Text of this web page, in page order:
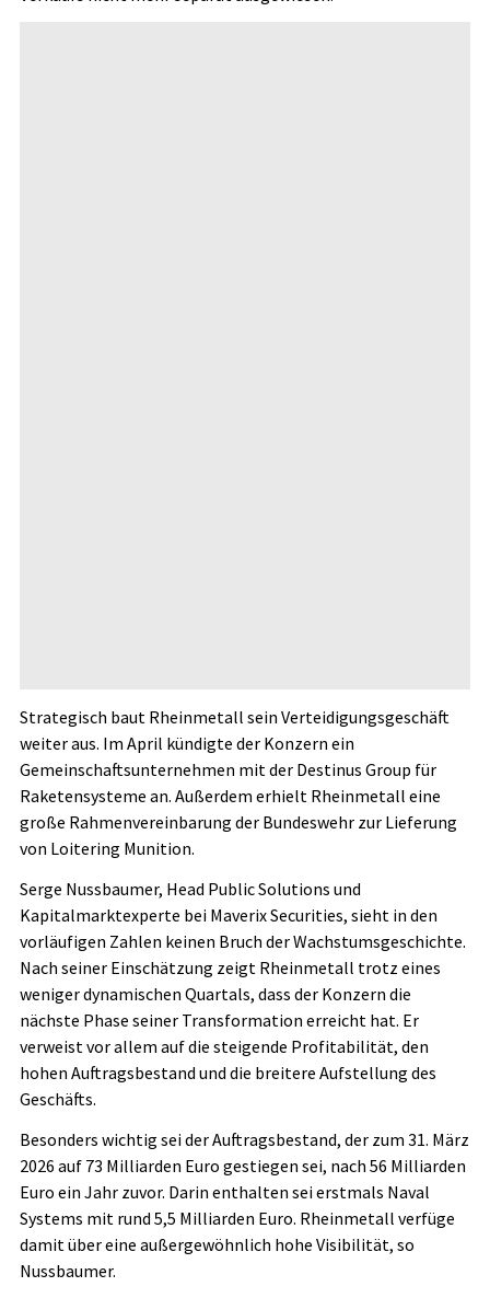
Strategisch baut Rheinmetall sein Verteidigungsgeschäft
weiter aus. Im April kündigte der Konzern ein
Gemeinschaftsunternehmen mit der Destinus Group für
Raketensysteme an. Außerdem erhielt Rheinmetall eine
große Rahmenvereinbarung der Bundeswehr zur Lieferung
von Loitering Munition.
Serge Nussbaumer, Head Public Solutions und
Kapitalmarktexperte bei Maverix Securities, sieht in den
vorläufigen Zahlen keinen Bruch der Wachstumsgeschichte.
Nach seiner Einschätzung zeigt Rheinmetall trotz eines
weniger dynamischen Quartals, dass der Konzern die
nächste Phase seiner Transformation erreicht hat. Er
verweist vor allem auf die steigende Profitabilität, den
hohen Auftragsbestand und die breitere Aufstellung des
Geschäfts.
Besonders wichtig sei der Auftragsbestand, der zum 31. März
2026 auf 73 Milliarden Euro gestiegen sei, nach 56 Milliarden
Euro ein Jahr zuvor. Darin enthalten sei erstmals Naval
Systems mit rund 5,5 Milliarden Euro. Rheinmetall verfüge
damit über eine außergewöhnlich hohe Visibilität, so
Nussbaumer.